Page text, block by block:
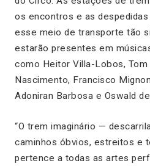
os encontros e as
esse meio de transporte tão
estarão presentes em
como Heitor Villa-Lobos,
Nascimento, Francisco
Adoniran Barbosa e Oswald
“O trem imaginário —
caminhos óbvios, estreitos e
pertence a todas as artes